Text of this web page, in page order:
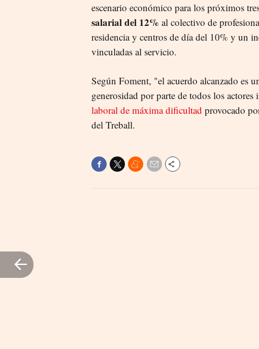
escenario económico para los próximos
salarial del 12% al colectivo de
residencia y centros de día del 10% y un
vinculadas al servicio.
Según Foment, "el acuerdo alcanzado es
generosidad por parte de todos los
laboral de máxima dificultad provocado
del Treball.